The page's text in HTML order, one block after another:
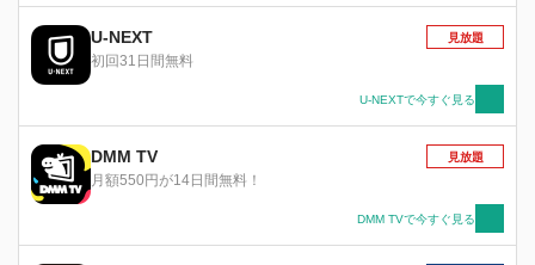
U-NEXT
初回31日間無料
見放題
U-NEXTで今すぐ見る
DMM TV
月額550円が14日間無料！
見放題
DMM TVで今すぐ見る